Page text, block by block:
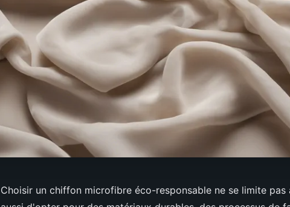
Choisir un chiffon microfibre éco-responsable ne se limite